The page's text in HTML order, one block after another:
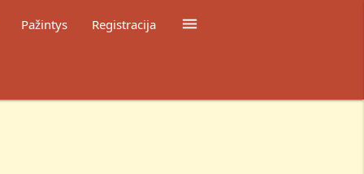

Pažintys Registracija